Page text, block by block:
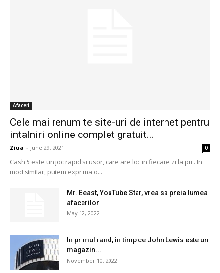
Afaceri
Cele mai renumite site-uri de internet pentru
intalniri online complet gratuit...
Ziua - June 29, 2021 0
Cash 5 este un joc rapid si usor, care are loc in fiecare zi la pm. In
mod similar, putem exprima o...
Mr. Beast, YouTube Star, vrea sa preia lumea
afacerilor
May 12, 2022
In primul rand, in timp ce John Lewis este un
magazin...
November 10, 2022